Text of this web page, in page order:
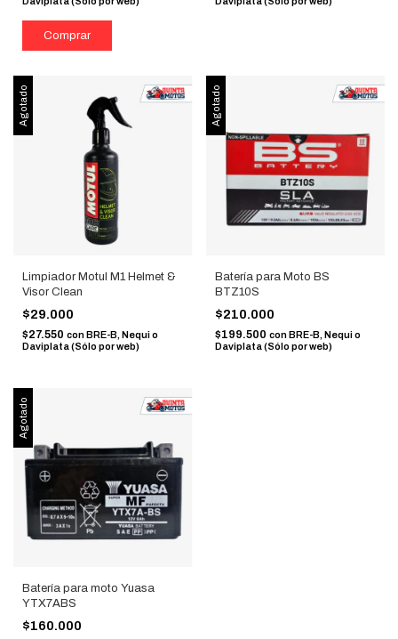
Agotado
Limpiador Motul M1 Helmet &
Visor Clean
$29.000
$27.550 conBRE-B, Nequi o
Daviplata (Sólo por web)
Agotado
Batería para Moto BS
BTZ10S
$210.000
$199.500 con BRE-B, Nequi o
Daviplata (Sólo por web)
Agotado
Batería para moto Yuasa
YTX7ABS
$160.000